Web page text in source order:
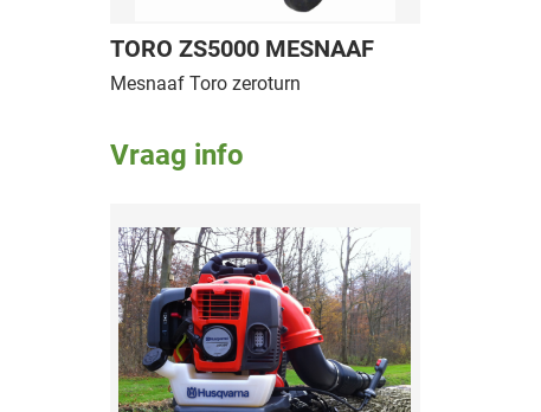
TORO ZS5000 MESNAAF
Mesnaaf Toro zeroturn
Vraag info